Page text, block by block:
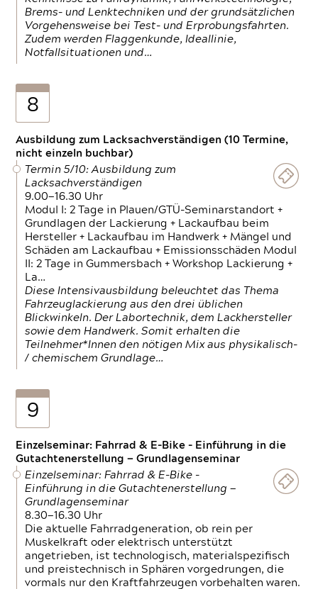
Brems- und Lenktechniken und der grundsätzlichen
Vorgehensweise bei Test- und Erprobungsfahrten.
Zudem werden Flaggenkunde, Ideallinie,
Notfallsituationen und…
8
Ausbildung zum Lacksachverständigen (10 Termine,
nicht einzeln buchbar)
Termin 5/10: Ausbildung zum
Lacksachverständigen
9.00—16.30 Uhr
Modul I: 2 Tage in Plauen/GTÜ-Seminarstandort +
Grundlagen der Lackierung + Lackaufbau beim
Hersteller + Lackaufbau im Handwerk + Mängel und
Schäden am Lackaufbau + Emissionsschäden Modul
II: 2 Tage in Gummersbach + Workshop Lackierung +
La…
Diese Intensivausbildung beleuchtet das Thema
Fahrzeuglackierung aus den drei üblichen
Blickwinkeln. Der Labortechnik, dem Lackhersteller
sowie dem Handwerk. Somit erhalten die
Teilnehmer*Innen den nötigen Mix aus physikalisch-
/ chemischem Grundlage…
9
Einzelseminar: Fahrrad & E-Bike - Einführung in die
Gutachtenerstellung — Grundlagenseminar
Einzelseminar: Fahrrad & E-Bike -
Einführung in die Gutachtenerstellung —
Grundlagenseminar
8.30—16.30 Uhr
Die aktuelle Fahrradgeneration, ob rein per
Muskelkraft oder elektrisch unterstützt
angetrieben, ist technologisch, materialspezifisch
und preistechnisch in Sphären vorgedrungen, die
vormals nur den Kraftfahrzeugen vorbehalten waren.